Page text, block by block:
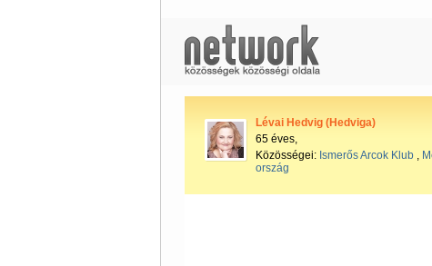
Lévai Hedvig (Hedviga)
65 éves,
Közösségei: Ismerős Arcok Klub,
ország